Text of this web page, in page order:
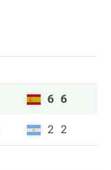
6 6
2 2